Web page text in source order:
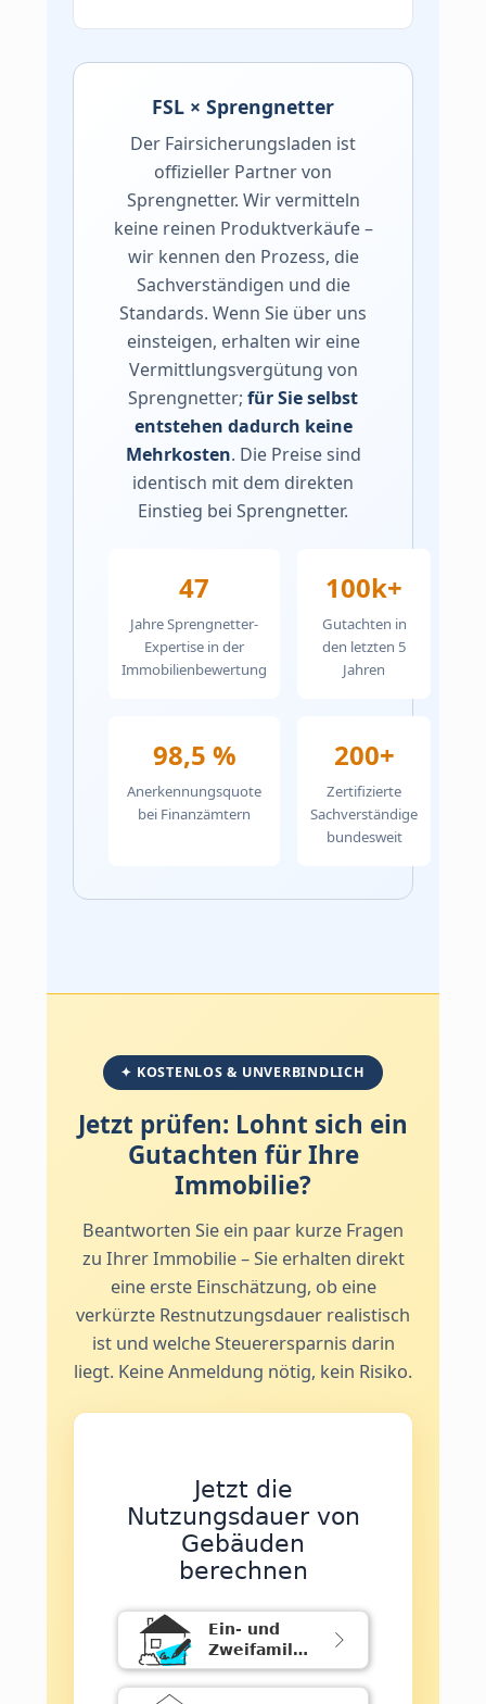
FSL × Sprengnetter
Der Fairsicherungsladen ist
offizieller Partner von
Sprengnetter. Wir vermitteln
keine reinen Produktverkäufe –
wir kennen den Prozess, die
Sachverständigen und die
Standards. Wenn Sie über uns
einsteigen, erhalten wir eine
Vermittlungsvergütung von
Sprengnetter; für Sie selbst
entstehen dadurch keine
Mehrkosten. Die Preise sind
identisch mit dem direkten
Einstieg bei Sprengnetter.
47
Jahre Sprengnetter-
Expertise in der
Immobilienbewertung
100k+
Gutachten in
den letzten 5
Jahren
98,5 %
Anerkennungsquote
bei Finanzämtern
200+
Zertifizierte
Sachverständige
bundesweit
✦ KOSTENLOS & UNVERBINDLICH
Jetzt prüfen: Lohnt sich ein
Gutachten für Ihre
Immobilie?
Beantworten Sie ein paar kurze Fragen
zu Ihrer Immobilie – Sie erhalten direkt
eine erste Einschätzung, ob eine
verkürzte Restnutzungsdauer realistisch
ist und welche Steuerersparnis darin
liegt. Keine Anmeldung nötig, kein Risiko.